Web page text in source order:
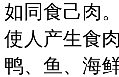
如同食己肉
使人产生食
鸭、鱼、海